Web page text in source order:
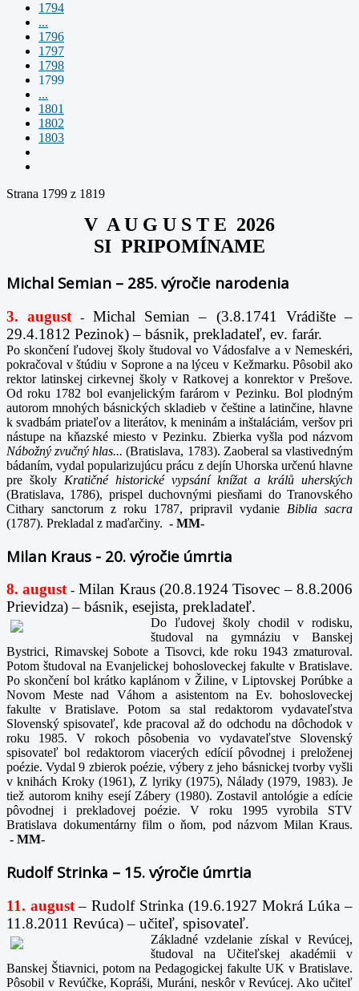
1794
...
1796
1797
1798
1799
...
1801
1802
1803
Strana 1799 z 1819
V A U G U S T E 2026
SI PRIPOMÍNAME
Michal Semian – 285. výročie narodenia
3. august -Michal Semian – (3.8.1741 Vrádište –
29.4.1812 Pezinok) – básnik, prekladateľ, ev. farár.
Po skončení ľudovej školy študoval vo Vádosfalve a v Nemeskéri,
pokračoval v štúdiu v Soprone a na lýceu v Kežmarku. Pôsobil ako
rektor latinskej cirkevnej školy v Ratkovej a konrektor v Prešove.
Od roku 1782 bol evanjelickým farárom v Pezinku. Bol plodným
autorom mnohých básnických skladieb v češtine a latinčine, hlavne
k svadbám priateľov a literátov, k meninám a inštaláciám, veršov pri
nástupe na kňazské miesto v Pezinku. Zbierka vyšla pod názvom
Nábožný zvučný hlas...(Bratislava, 1783). Zaoberal sa vlastivedným
bádaním, vydal popularizujúcu prácu z dejín Uhorska určenú hlavne
pre školy Kratičné historické vypsání knížat a králů uherských
(Bratislava, 1786), prispel duchovnými piesňami do Tranovského
Cithary sanctorum z roku 1787, pripravil vydanie Biblia sacra
(1787). Prekladal z maďarčiny. - MM-
Milan Kraus - 20. výročie úmrtia
8. august -Milan Kraus (20.8.1924 Tisovec – 8.8.2006
Prievidza) – básnik, esejista, prekladateľ.
Do ľudovej školy chodil v rodisku,
študoval na gymnáziu v Banskej
Bystrici, Rimavskej Sobote a Tisovci, kde roku 1943 zmaturoval.
Potom študoval na Evanjelickej bohosloveckej fakulte v Bratislave.
Po skončení bol krátko kaplánom v Žiline, v Liptovskej Porúbke a
Novom Meste nad Váhom a asistentom na Ev. bohosloveckej
fakulte v Bratislave. Potom sa stal redaktorom vydavateľstva
Slovenský spisovateľ, kde pracoval až do odchodu na dôchodok v
roku 1985. V rokoch pôsobenia vo vydavateľstve Slovenský
spisovateľ bol redaktorom viacerých edícií pôvodnej i preloženej
poézie. Vydal 9 zbierok poézie, výbery z jeho básnickej tvorby vyšli
v knihách Kroky (1961), Z lyriky (1975), Nálady (1979, 1983). Je
tiež autorom knihy esejí Zábery (1980). Zostavil antológie a edície
pôvodnej i prekladovej poézie. V roku 1995 vyrobila STV
Bratislava dokumentárny film o ňom, pod názvom Milan Kraus.
- MM-
Rudolf Strinka – 15. výročie úmrtia
11. august – Rudolf Strinka (19.6.1927 Mokrá Lúka –
11.8.2011 Revúca) – učiteľ, spisovateľ.
Základné vzdelanie získal v Revúcej,
študoval na Učiteľskej akadémii v
Banskej Štiavnici, potom na Pedagogickej fakulte UK v Bratislave.
Pôsobil v Revúčke, Kopráši, Muráni, neskôr v Revúcej. Ako učiteľ